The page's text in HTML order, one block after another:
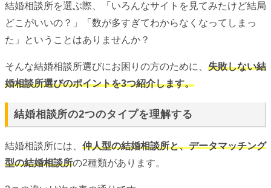
結婚相談所を選ぶ際、「いろんなサイトを見てみたけど結局
どこがいいの？」「数が多すぎてわからなくなってしまっ
た」ということはありませんか？
そんな結婚相談所選びにお困りの方のために、 失敗しない結
婚相談所選びのポイントを3つ紹介します。
結婚相談所の2つのタイプを理解する
結婚相談所には、 仲人型の結婚相談所と、データマッチング
型の結婚相談所の2種類があります。